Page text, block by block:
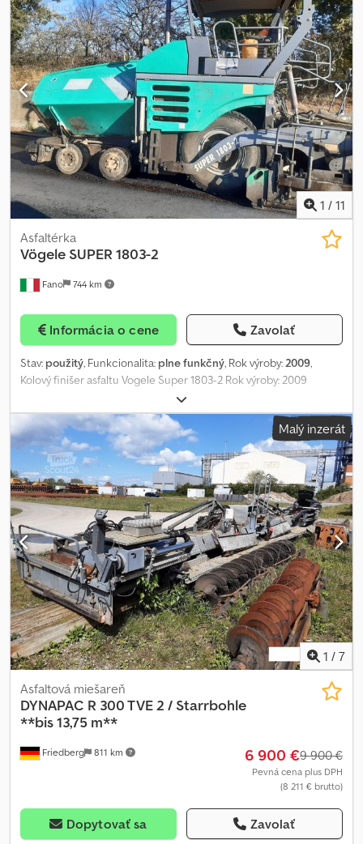
kondice ZVAŽUJEME PROTIÚČTY STROJŮ VŠECH ZNAČEK, MAN,
MERCEDES, DAF, RENAULT, VOLVO, SCANIA, S VYBAVENÍM CIFA,
SERMAC, PUTZMEISTER; NEBO STROJŮ PRO ZEMNÍ PRÁCE
CATERPILLAR, FIAT HITACHI, KOMATSU
1 / 11
Fano 744 km
Asfaltérka
Vögele SUPER 1803-2
Informácia o cene Zavolať
Stav: použitý, Funkcionalita: plne funkčný, Rok výroby:2009,
Kolový finišer asfaltu Vogele Super 1803-2 Rok výroby: 2009
Chedpfx Ajzqu Risfvoa 8 000 motohodín Rozťahovateľná lišta 2,5
m zatvorená - 5 m rozšírená Typ motora: Perkins 1106D-E66TA
Pracovná rýchlosť: 18 m/min Elektrické vyhrievanie Dobré celkové
podmienky PRIJÍMAME VÝMENY STROJOV VŠETKÝCH ZNÁMICH
ZNAČIEK, MAN, MERCEDES, DAF, RENAULT, VOLVO, SCANIA, S
VYBAVENÍM CIFA, SERMAC, PUTZMEISTER, ALEBO ZEMNÝCH
STROJOV CATERPILLAR, FIAT HITACHI, KOMATSU.
Malý inzerát
1 / 7
Friedberg 811 km
Asfaltová miešareň
DYNAPAC R 300 TVE 2 / Starrbohle
**bis 13,75 m**
6 900 €9 900 €
Pevná cena plus DPH
(8 211 € brutto)
Dopytovať sa Zavolať